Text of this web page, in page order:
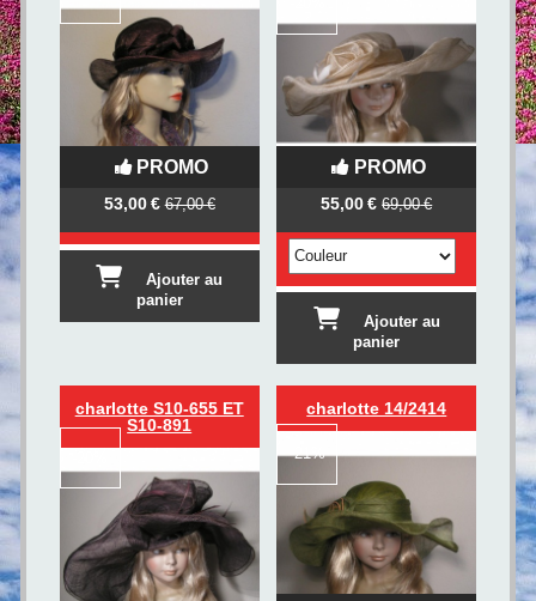
PROMO
53,00€ 67,00€
Ajouter au
panier
PROMO
55,00€ 69,00€
Ajouter au
panier
charlotte S10-655 ET
S10-891
charlotte 14/2414
-21%